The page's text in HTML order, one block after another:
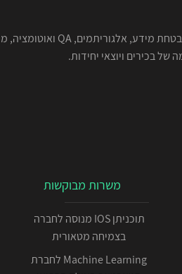
משרות מבוקשות
תוכניתן IOS מנוסה לחברה
בצמיחה מטאורית
Machine Learning לחברת